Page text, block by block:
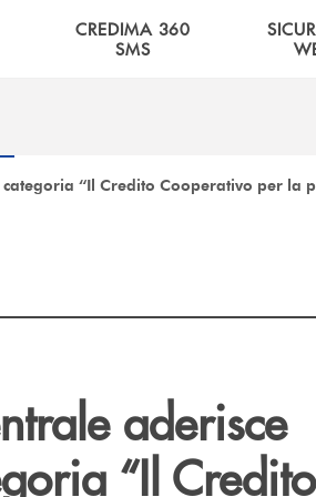
CREDIMA 360
SMS
“Il Credito Cooperativo per la
aderisce
“Il Credito